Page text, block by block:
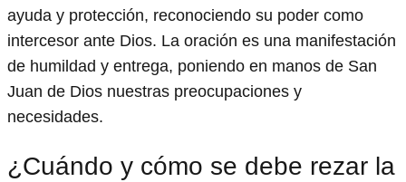
ayuda y protección, reconociendo su poder como
intercesor ante Dios. La oración es una manifestación
de humildad y entrega, poniendo en manos de San
Juan de Dios nuestras preocupaciones y
necesidades.
¿Cuándo y cómo se debe rezar la